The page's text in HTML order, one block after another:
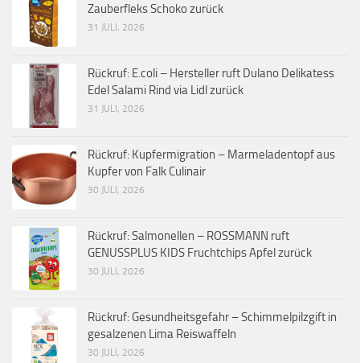
Zauberfleks Schoko zurück
31 JULI, 2026
Rückruf: E.coli – Hersteller ruft Dulano Delikatess
Edel Salami Rind via Lidl zurück
31 JULI, 2026
Rückruf: Kupfermigration – Marmeladentopf aus
Kupfer von Falk Culinair
30 JULI, 2026
Rückruf: Salmonellen – ROSSMANN ruft
GENUSSPLUS KIDS Fruchtchips Apfel zurück
30 JULI, 2026
Rückruf: Gesundheitsgefahr – Schimmelpilzgift in
gesalzenen Lima Reiswaffeln
30 JULI, 2026